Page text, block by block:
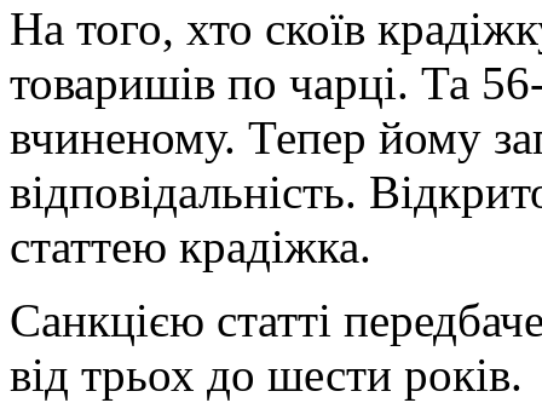
На того, хто скоїв
товаришів по чарці. Та
вчиненому. Тепер йому
відповідальність.
статтею крадіжка.
Санкцією статті
від трьох до шести років.